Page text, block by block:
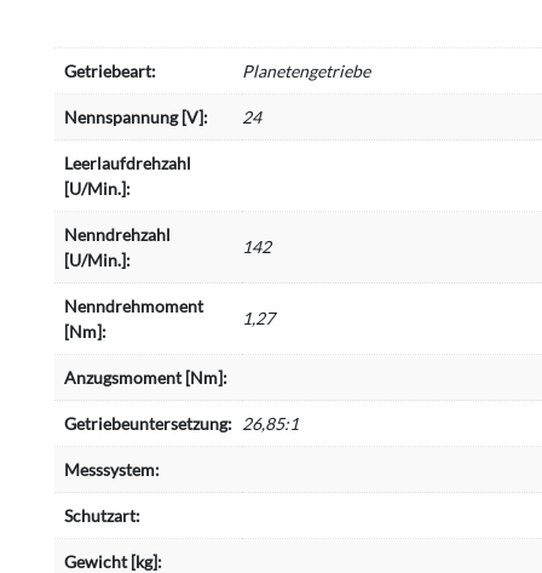
Getriebeart: Planetengetriebe
Nennspannung [V]: 24
Leerlaufdrehzahl
[U/Min.]:
Nenndrehzahl
[U/Min.]:
142
Nenndrehmoment
[Nm]:
1,27
Anzugsmoment [Nm]:
Getriebeuntersetzung: 26,85:1
Messsystem:
Schutzart:
Gewicht [kg]: